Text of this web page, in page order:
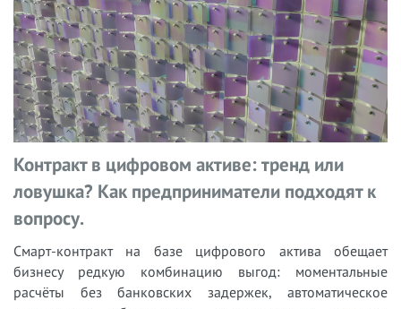
Контракт в цифровом активе: тренд или
ловушка? Как предприниматели подходят к
вопросу.
Смарт-контракт на базе цифрового актива обещает
бизнесу редкую комбинацию выгод: моментальные
расчёты без банковских задержек, автоматическое